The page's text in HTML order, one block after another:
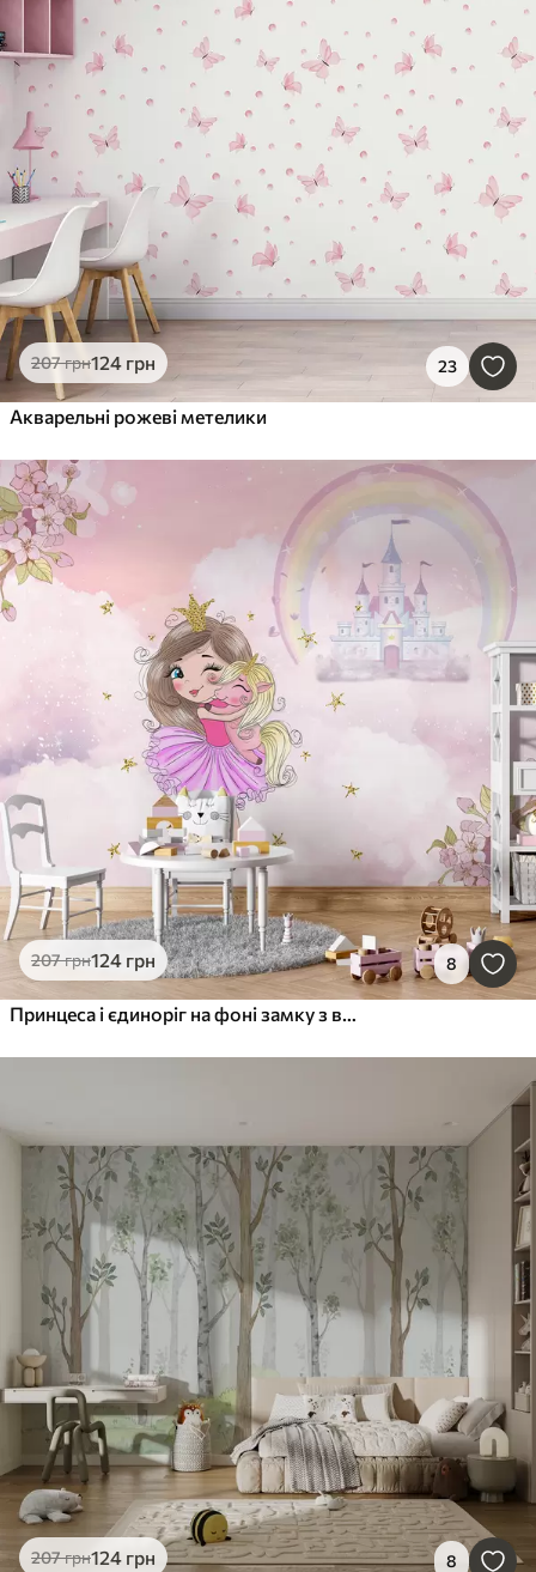
207грн124 грн 23
Акварельні рожеві метелики
207грн124 грн 8
Принцеса і єдиноріг на фоні замку з веселкою
207грн124 грн 8